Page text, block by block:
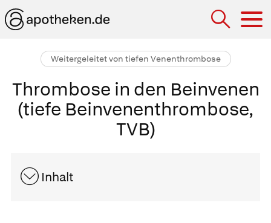
Weitergeleitet von tiefen Venenthrombose
Thrombose in den Beinvenen
(tiefe Beinvenenthrombose,
TVB)
Inhalt